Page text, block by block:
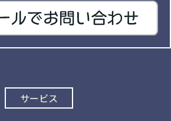
サービス